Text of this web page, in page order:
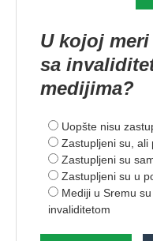
U kojoj
sa
medijima?
Uopšte nisu
Zastupljeni su, ali
Zastupljeni su
Zastupljeni su u
Mediji u Sremu
invaliditetom